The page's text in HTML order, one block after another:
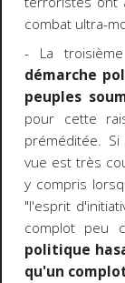
combat ultra-
- La
démarche
peuples
pour cette
préméditée.
vue est très
y compris
"l'esprit
complot peu
politique
qu'un